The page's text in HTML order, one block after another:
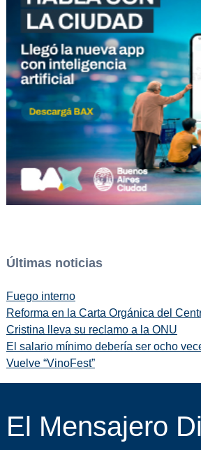
Últimas noticias
Fuego interno
Reforma en la Carta Orgánica del
Cristina lleva su reclamo a la ONU
El salario mínimo debería ser ocho
Vuelve “VinoFest”
El Mensajero